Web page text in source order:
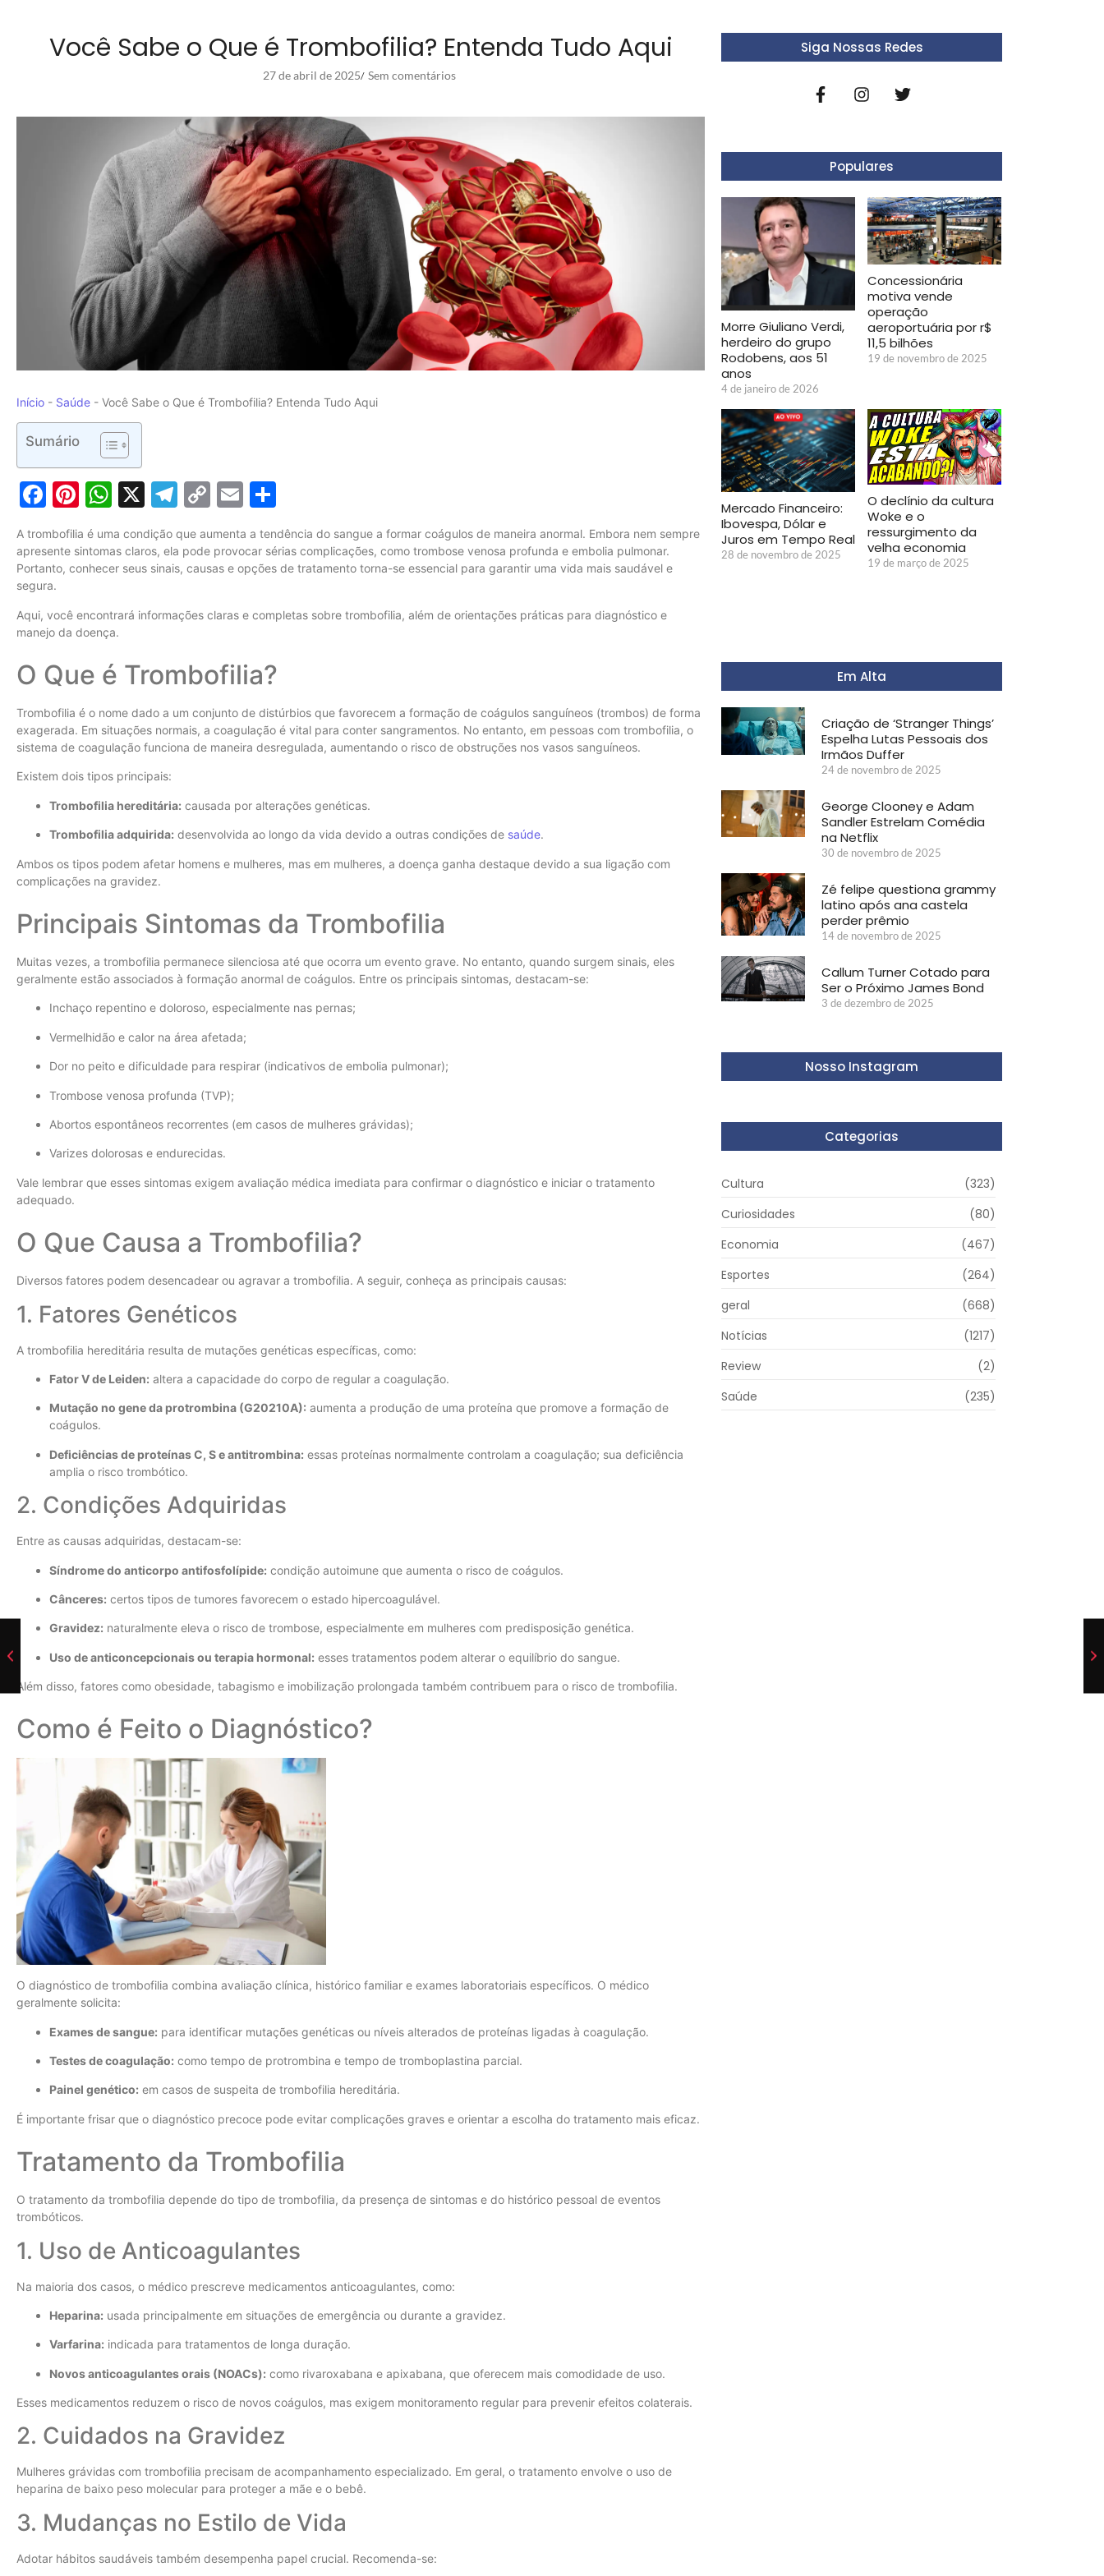
Você Sabe o Que é Trombofilia? Entenda Tudo Aqui
27 de abril de 2025/ Sem comentários
Início - Saúde - Você Sabe o Que é Trombofilia? Entenda Tudo Aqui
Sumário
Facebook
Pinterest
WhatsApp
X Telegram
CopyEmail
A trombofilia é uma condição que aumenta a tendência do sangue a formar coágulos de maneira anormal. Embora nem sempre
apresente sintomas claros, ela pode provocar sérias complicações, como trombose venosa profunda e embolia pulmonar.
Portanto, conhecer seus sinais, causas e opções de tratamento torna-se essencial para garantir uma vida mais saudável e
segura.
Aqui, você encontrará informações claras e completas sobre trombofilia, além de orientações práticas para diagnóstico e
manejo da doença.
O Que é Trombofilia?
Trombofilia é o nome dado a um conjunto de distúrbios que favorecem a formação de coágulos sanguíneos (trombos) de forma
exagerada. Em situações normais, a coagulação é vital para conter sangramentos. No entanto, em pessoas com trombofilia, o
sistema de coagulação funciona de maneira desregulada, aumentando o risco de obstruções nos vasos sanguíneos.
Existem dois tipos principais:
Trombofilia hereditária: causada por alterações genéticas.
Trombofilia adquirida: desenvolvida ao longo da vida devido a outras condições de saúde.
Ambos os tipos podem afetar homens e mulheres, mas em mulheres, a doença ganha destaque devido a sua ligação com
complicações na gravidez.
Principais Sintomas da Trombofilia
Muitas vezes, a trombofilia permanece silenciosa até que ocorra um evento grave. No entanto, quando surgem sinais, eles
geralmente estão associados à formação anormal de coágulos. Entre os principais sintomas, destacam-se:
Inchaço repentino e doloroso, especialmente nas pernas;
Vermelhidão e calor na área afetada;
Dor no peito e dificuldade para respirar (indicativos de embolia pulmonar);
Trombose venosa profunda (TVP);
Abortos espontâneos recorrentes (em casos de mulheres grávidas);
Varizes dolorosas e endurecidas.
Vale lembrar que esses sintomas exigem avaliação médica imediata para confirmar o diagnóstico e iniciar o tratamento
adequado.
O Que Causa a Trombofilia?
Diversos fatores podem desencadear ou agravar a trombofilia. A seguir, conheça as principais causas:
1. Fatores Genéticos
A trombofilia hereditária resulta de mutações genéticas específicas, como:
Fator V de Leiden: altera a capacidade do corpo de regular a coagulação.
Mutação no gene da protrombina (G20210A): aumenta a produção de uma proteína que promove a formação de
coágulos.
Deficiências de proteínas C, S e antitrombina: essas proteínas normalmente controlam a coagulação; sua deficiência
amplia o risco trombótico.
2. Condições Adquiridas
Entre as causas adquiridas, destacam-se:
Síndrome do anticorpo antifosfolípide: condição autoimune que aumenta o risco de coágulos.
Cânceres: certos tipos de tumores favorecem o estado hipercoagulável.
Gravidez: naturalmente eleva o risco de trombose, especialmente em mulheres com predisposição genética.
Uso de anticoncepcionais ou terapia hormonal: esses tratamentos podem alterar o equilíbrio do sangue.
Além disso, fatores como obesidade, tabagismo e imobilização prolongada também contribuem para o risco de trombofilia.
Como é Feito o Diagnóstico?
O diagnóstico de trombofilia combina avaliação clínica, histórico familiar e exames laboratoriais específicos. O médico
geralmente solicita:
Exames de sangue: para identificar mutações genéticas ou níveis alterados de proteínas ligadas à coagulação.
Testes de coagulação: como tempo de protrombina e tempo de tromboplastina parcial.
Painel genético: em casos de suspeita de trombofilia hereditária.
É importante frisar que o diagnóstico precoce pode evitar complicações graves e orientar a escolha do tratamento mais eficaz.
Tratamento da Trombofilia
O tratamento da trombofilia depende do tipo de trombofilia, da presença de sintomas e do histórico pessoal de eventos
trombóticos.
1. Uso de Anticoagulantes
Na maioria dos casos, o médico prescreve medicamentos anticoagulantes, como:
Heparina: usada principalmente em situações de emergência ou durante a gravidez.
Varfarina: indicada para tratamentos de longa duração.
Novos anticoagulantes orais (NOACs): como rivaroxabana e apixabana, que oferecem mais comodidade de uso.
Esses medicamentos reduzem o risco de novos coágulos, mas exigem monitoramento regular para prevenir efeitos colaterais.
2. Cuidados na Gravidez
Mulheres grávidas com trombofilia precisam de acompanhamento especializado. Em geral, o tratamento envolve o uso de
heparina de baixo peso molecular para proteger a mãe e o bebê.
3. Mudanças no Estilo de Vida
Adotar hábitos saudáveis também desempenha papel crucial. Recomenda-se:
Siga Nossas Redes
Populares
Morre Giuliano Verdi,
herdeiro do grupo
Rodobens, aos 51
anos
4 de janeiro de 2026
Concessionária
motiva vende
operação
aeroportuária por r$
11,5 bilhões
19 de novembro de 2025
Mercado Financeiro:
Ibovespa, Dólar e
Juros em Tempo Real
28 de novembro de 2025
O declínio da cultura
Woke e o
ressurgimento da
velha economia
19 de março de 2025
Em Alta
Criação de ‘Stranger Things’
Espelha Lutas Pessoais dos
Irmãos Duffer
24 de novembro de 2025
George Clooney e Adam
Sandler Estrelam Comédia
na Netflix
30 de novembro de 2025
Zé felipe questiona grammy
latino após ana castela
perder prêmio
14 de novembro de 2025
Callum Turner Cotado para
Ser o Próximo James Bond
3 de dezembro de 2025
Nosso Instagram
Categorias
Cultura
(323)
Curiosidades
(80)
Economia
(467)
Esportes
(264)
geral
(668)
Notícias
(1217)
Review
(2)
Saúde
(235)